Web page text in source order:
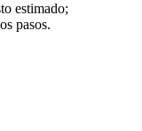
estimado;
pasos.